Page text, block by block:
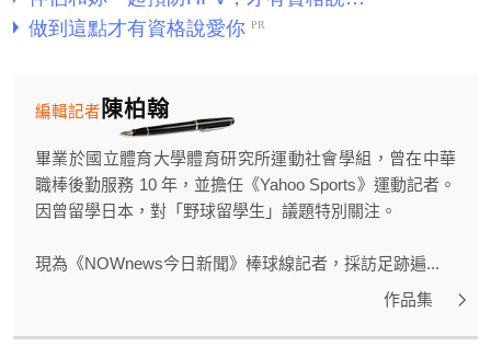
陳柏翰
編輯記者
畢業於國立體育大學體育研究所運動社會學組，曾在中華
職棒後勤服務 10 年，並擔任《Yahoo Sports》運動記者。
因曾留學日本，對「野球留學生」議題特別關注。
現為《NOWnews今日新聞》棒球線記者，採訪足跡遍...
作品集